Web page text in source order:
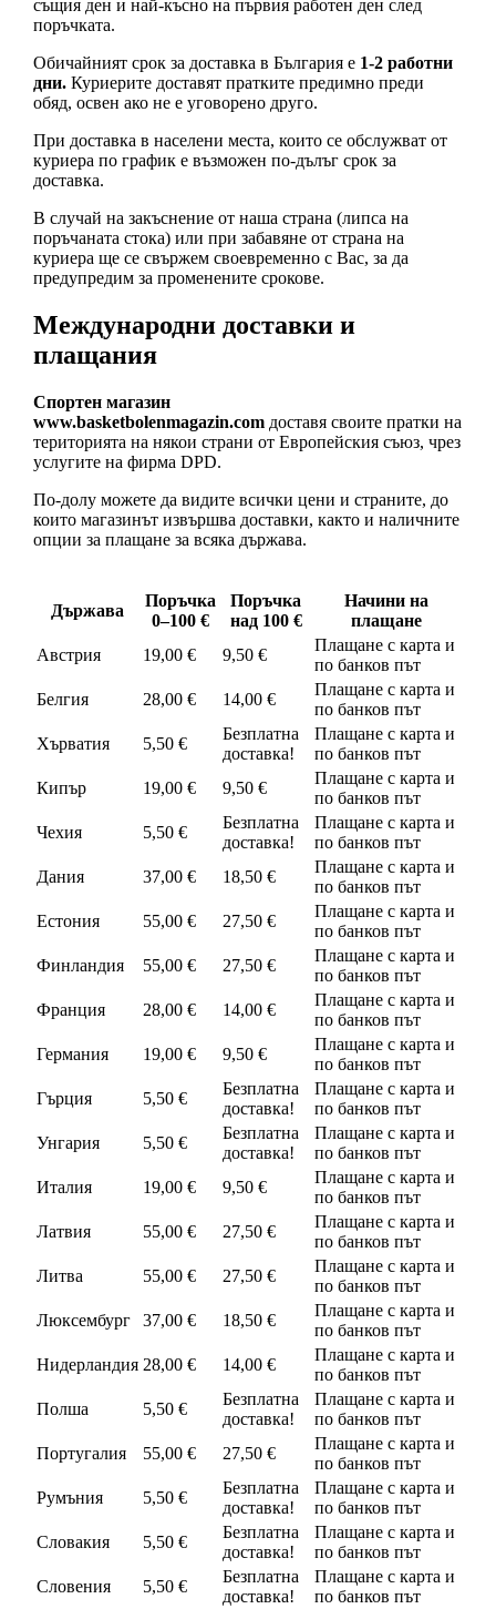
същия ден и най-късно на първия работен ден след
поръчката.
Обичайният срок за доставка в България е 1-2 работни
дни.Куриерите доставят пратките предимно преди
обяд, освен ако не е уговорено друго.
При доставка в населени места, които се обслужват от
куриера по график е възможен по-дълъг срок за
доставка.
В случай на закъснение от наша страна (липса на
поръчаната стока) или при забавяне от страна на
куриера ще се свържем своевременно с Вас, за да
предупредим за променените срокове.
Международни доставки и
плащания
Спортен магазин
www.basketbolenmagazin.comдоставя своите пратки на
територията на някои страни от Европейския съюз, чрез
услугите на фирма DPD.
По-долу можете да видите всички цени и страните, до
които магазинът извършва доставки, както и наличните
опции за плащане за всяка държава.
Държава
Поръчка
0–100 €
Поръчка
над 100 €
Начини на
плащане
Австрия
19,00 € 9,50 €
Плащане с карта и
по банков път
Белгия
28,00 € 14,00 €
Плащане с карта и
по банков път
Хърватия
5,50 €
Безплатна
доставка!
Плащане с карта и
по банков път
Кипър
19,00 € 9,50 €
Плащане с карта и
по банков път
Чехия
5,50 €
Безплатна
доставка!
Плащане с карта и
по банков път
Дания
37,00 € 18,50 €
Плащане с карта и
по банков път
Естония
55,00 € 27,50 €
Плащане с карта и
по банков път
Финландия
55,00 € 27,50 €
Плащане с карта и
по банков път
Франция
28,00 € 14,00 €
Плащане с карта и
по банков път
Германия
19,00 € 9,50 €
Плащане с карта и
по банков път
Гърция
5,50 €
Безплатна
доставка!
Плащане с карта и
по банков път
Унгария
5,50 €
Безплатна
доставка!
Плащане с карта и
по банков път
Италия
19,00 € 9,50 €
Плащане с карта и
по банков път
Латвия
55,00 € 27,50 €
Плащане с карта и
по банков път
Литва
55,00 € 27,50 €
Плащане с карта и
по банков път
Люксембург
37,00 € 18,50 €
Плащане с карта и
по банков път
Нидерландия 28,00 € 14,00 €
Плащане с карта и
по банков път
Полша
5,50 €
Безплатна
доставка!
Плащане с карта и
по банков път
Португалия
55,00 € 27,50 €
Плащане с карта и
по банков път
Румъния
5,50 €
Безплатна
доставка!
Плащане с карта и
по банков път
Словакия
5,50 €
Безплатна
доставка!
Плащане с карта и
по банков път
Словения
5,50 €
Безплатна
доставка!
Плащане с карта и
по банков път